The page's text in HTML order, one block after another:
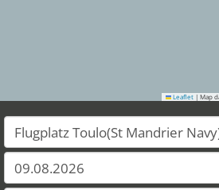
Leaflet | Map